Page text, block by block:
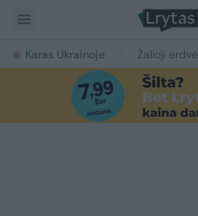
Karas Ukrainoje Žalioji erdvė